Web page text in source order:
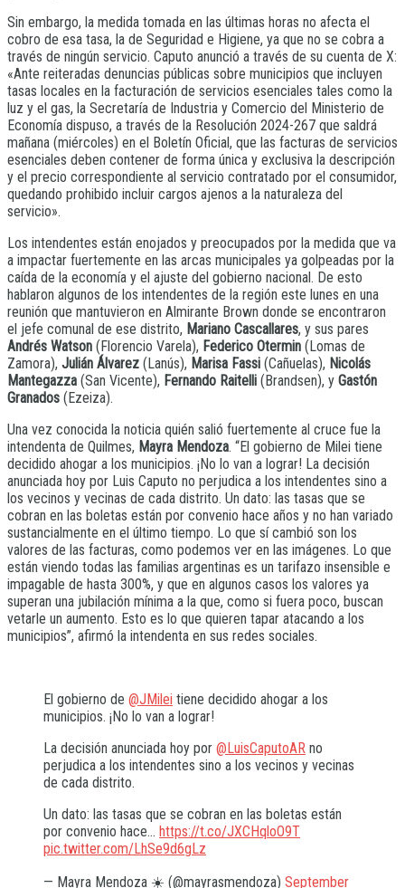
Sin embargo, la medida tomada en las últimas horas no afecta el
cobro de esa tasa, la de Seguridad e Higiene, ya que no se cobra a
través de ningún servicio. Caputo anunció a través de su cuenta de X:
«Ante reiteradas denuncias públicas sobre municipios que incluyen
tasas locales en la facturación de servicios esenciales tales como la
luz y el gas, la Secretaría de Industria y Comercio del Ministerio de
Economía dispuso, a través de la Resolución 2024-267 que saldrá
mañana (miércoles) en el Boletín Oficial, que las facturas de servicios
esenciales deben contener de forma única y exclusiva la descripción
y el precio correspondiente al servicio contratado por el consumidor,
quedando prohibido incluir cargos ajenos a la naturaleza del
servicio».
Los intendentes están enojados y preocupados por la medida que va
a impactar fuertemente en las arcas municipales ya golpeadas por la
caída de la economía y el ajuste del gobierno nacional. De esto
hablaron algunos de los intendentes de la región este lunes en una
reunión que mantuvieron en Almirante Brown donde se encontraron
el jefe comunal de ese distrito, Mariano Cascallares, y sus pares
Andrés Watson (Florencio Varela), Federico Otermin (Lomas de
Zamora), Julián Álvarez (Lanús), Marisa Fassi (Cañuelas), Nicolás
Mantegazza (San Vicente), Fernando Raitelli (Brandsen), y Gastón
Granados (Ezeiza).
Una vez conocida la noticia quién salió fuertemente al cruce fue la
intendenta de Quilmes, Mayra Mendoza. “El gobierno de Milei tiene
decidido ahogar a los municipios. ¡No lo van a lograr! La decisión
anunciada hoy por Luis Caputo no perjudica a los intendentes sino a
los vecinos y vecinas de cada distrito. Un dato: las tasas que se
cobran en las boletas están por convenio hace años y no han variado
sustancialmente en el último tiempo. Lo que sí cambió son los
valores de las facturas, como podemos ver en las imágenes. Lo que
están viendo todas las familias argentinas es un tarifazo insensible e
impagable de hasta 300%, y que en algunos casos los valores ya
superan una jubilación mínima a la que, como si fuera poco, buscan
vetarle un aumento. Esto es lo que quieren tapar atacando a los
municipios”, afirmó la intendenta en sus redes sociales.
El gobierno de @JMilei tiene decidido ahogar a los
municipios. ¡No lo van a lograr!
La decisión anunciada hoy por @LuisCaputoAR no
perjudica a los intendentes sino a los vecinos y vecinas
de cada distrito.
Un dato: las tasas que se cobran en las boletas están
por convenio hace… https://t.co/JXCHqloO9T
pic.twitter.com/LhSe9d6gLz
— Mayra Mendoza ☀️ (@mayrasmendoza) September